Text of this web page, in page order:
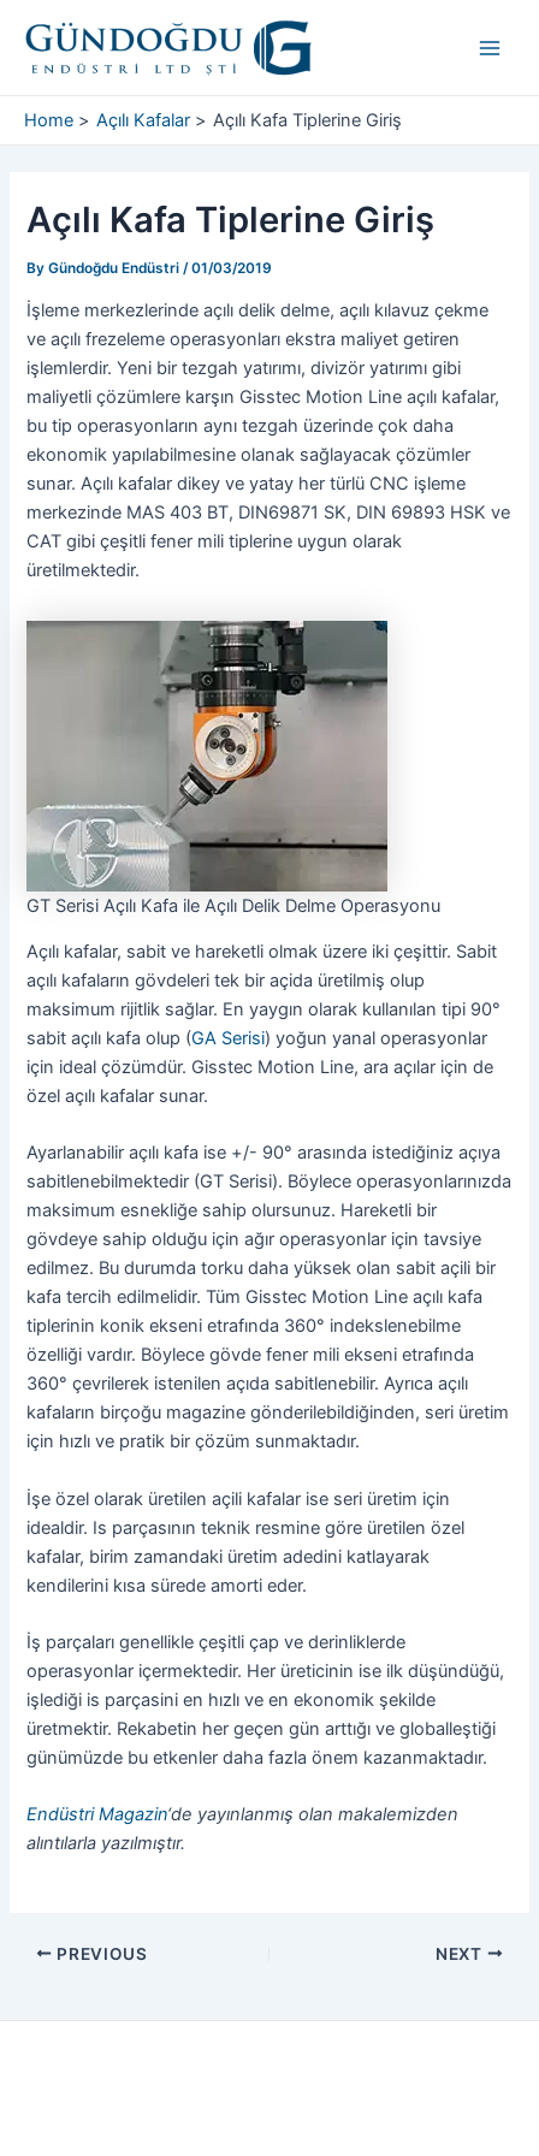
content
Home Açılı Kafalar Açılı Kafa Tiplerine Giriş
Açılı Kafa Tiplerine Giriş
ByGündoğdu Endüstri /01/03/2019
İşleme merkezlerinde açılı delik delme, açılı kılavuz çekme
ve açılı frezeleme operasyonları ekstra maliyet getiren
işlemlerdir. Yeni bir tezgah yatırımı, divizör yatırımı gibi
maliyetli çözümlere karşın Gisstec Motion Line açılı kafalar,
bu tip operasyonların aynı tezgah üzerinde çok daha
ekonomik yapılabilmesine olanak sağlayacak çözümler
sunar. Açılı kafalar dikey ve yatay her türlü CNC işleme
merkezinde MAS 403 BT, DIN69871 SK, DIN 69893 HSK ve
CAT gibi çeşitli fener mili tiplerine uygun olarak
üretilmektedir.
GT Serisi Açılı Kafa ile Açılı Delik Delme Operasyonu
Açılı kafalar, sabit ve hareketli olmak üzere iki çeşittir. Sabit
açılı kafaların gövdeleri tek bir açida üretilmiş olup
maksimum rijitlik sağlar. En yaygın olarak kullanılan tipi 90°
sabit açılı kafa olup (GA Serisi) yoğun yanal operasyonlar
için ideal çözümdür. Gisstec Motion Line, ara açılar için de
özel açılı kafalar sunar.
Ayarlanabilir açılı kafa ise +/- 90° arasında istediğiniz açıya
sabitlenebilmektedir (GT Serisi). Böylece operasyonlarınızda
maksimum esnekliğe sahip olursunuz. Hareketli bir
gövdeye sahip olduğu için ağır operasyonlar için tavsiye
edilmez. Bu durumda torku daha yüksek olan sabit açili bir
kafa tercih edilmelidir. Tüm Gisstec Motion Line açılı kafa
tiplerinin konik ekseni etrafında 360° indekslenebilme
özelliği vardır. Böylece gövde fener mili ekseni etrafında
360° çevrilerek istenilen açıda sabitlenebilir. Ayrıca açılı
kafaların birçoğu magazine gönderilebildiğinden, seri üretim
için hızlı ve pratik bir çözüm sunmaktadır.
İşe özel olarak üretilen açili kafalar ise seri üretim için
idealdir. Is parçasının teknik resmine göre üretilen özel
kafalar, birim zamandaki üretim adedini katlayarak
kendilerini kısa sürede amorti eder.
İş parçaları genellikle çeşitli çap ve derinliklerde
operasyonlar içermektedir. Her üreticinin ise ilk düşündüğü,
işlediği is parçasini en hızlı ve en ekonomik şekilde
üretmektir. Rekabetin her geçen gün arttığı ve globalleştiği
günümüzde bu etkenler daha fazla önem kazanmaktadır.
Endüstri Magazin‘de yayınlanmış olan makalemizden
alıntılarla yazılmıştır.
navigation
PREVIOUS NEXT